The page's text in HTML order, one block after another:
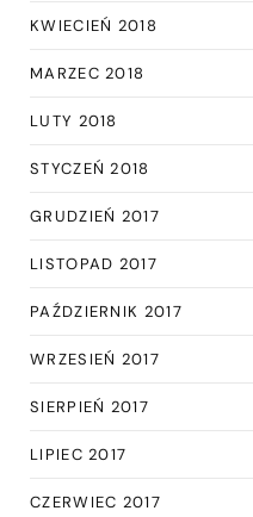
KWIECIEŃ 2018
MARZEC 2018
LUTY 2018
STYCZEŃ 2018
GRUDZIEŃ 2017
LISTOPAD 2017
PAŹDZIERNIK 2017
WRZESIEŃ 2017
SIERPIEŃ 2017
LIPIEC 2017
CZERWIEC 2017